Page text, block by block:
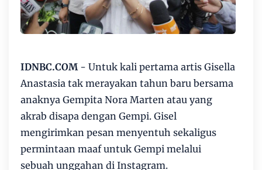
IDNBC.COM - Untuk kali pertama artis Gisella
Anastasia tak merayakan tahun baru bersama
anaknya Gempita Nora Marten atau yang
akrab disapa dengan Gempi. Gisel
mengirimkan pesan menyentuh sekaligus
permintaan maaf untuk Gempi melalui
sebuah unggahan di Instagram.